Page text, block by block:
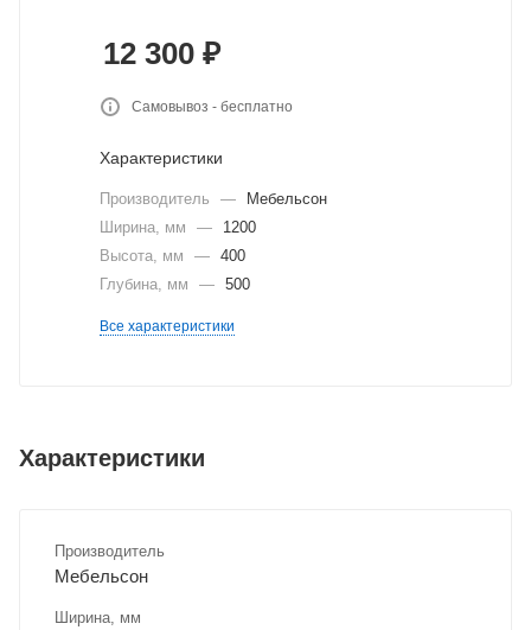
12 300 ₽
Самовывоз - бесплатно
Характеристики
Производитель —
Мебельсон
Ширина, мм
—
1200
Высота, мм
— 400
Глубина, мм
— 500
Все характеристики
Характеристики
Производитель
Мебельсон
Ширина, мм